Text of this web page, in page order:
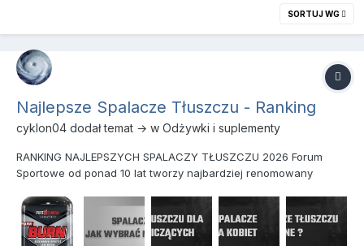
SORTUJ WG
Najlepsze Spalacze Tłuszczu - Ranking
cyklon04 dodał temat → w Odżywki i suplementy
RANKING NAJLEPSZYCH SPALACZY TŁUSZCZU 2026 Forum
Sportowe od ponad 10 lat tworzy najbardziej renomowany
najskuteczniejszych środków na odchudzanie pośród
wszystkich dostępnych na rynku suplementów diety. Nie jest to
ranking najpopul...